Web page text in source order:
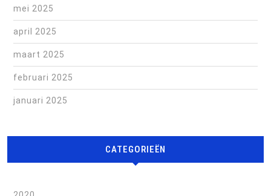
mei 2025
april 2025
maart 2025
februari 2025
januari 2025
CATEGORIEËN